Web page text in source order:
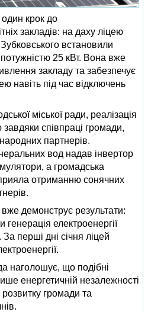
крок до
закладів: на даху ліцею
встановили
25 кВт. Вона вже
закладу та забезпечує
навіть під час відключень
міської ради, реалізація
співпраці громади,
партнерів.
вод надав інвертор
а громадська
отриманню сонячних
демонструє результати:
генерація електроенергії
перші дні січня ліцей
наголошує, що подібні
енергетичній незалежності
громади та